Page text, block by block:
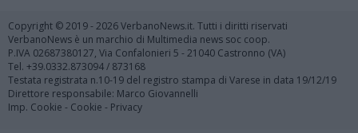
Copyright © 2019 - 2026 VerbanoNews.it. Tutti i diritti riservati
VerbanoNews è un marchio di Multimedia news soc coop.
P.IVA 02687380127, Via Confalonieri 5 - 21040 Castronno (VA)
Tel. +39.0332.873094 / 873168
Testata registrata n.10-19 del registro stampa di Varese in data 19/12/19
Direttore responsabile: Marco Giovannelli
Imp. Cookie - Cookie - Privacy